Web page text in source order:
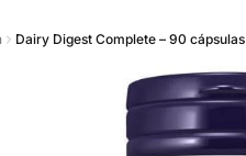
Dairy Digest Complete – 90 cápsulas